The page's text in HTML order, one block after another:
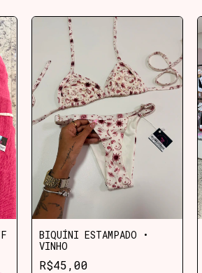
BIQUÍNI ESTAMPADO •
VINHO
R$45,00